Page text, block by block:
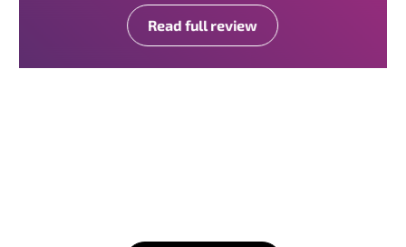
Read full review